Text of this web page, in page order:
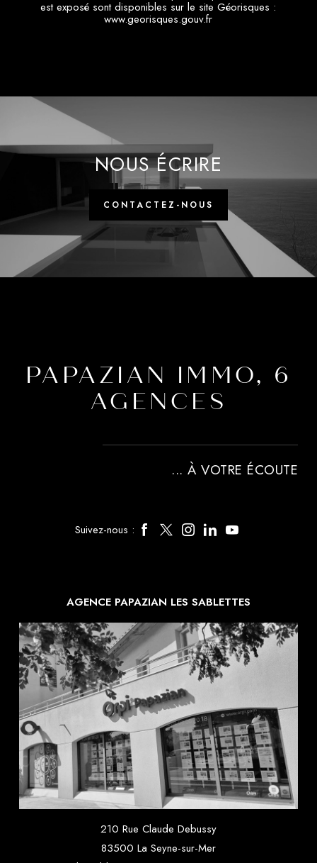
www.georisques.gouv.fr
NOUS ÉCRIRE
CONTACTEZ-NOUS
PAPAZIAN IMMO, 6
AGENCES
... À VOTRE ÉCOUTE
Suivez-nous :
AGENCE PAPAZIAN LES SABLETTES
210 Rue Claude Debussy
83500 La Seyne-sur-Mer